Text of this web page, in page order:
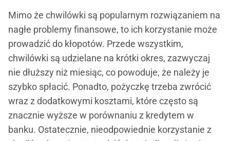
Mimo że chwilówki są popularnym rozwiązaniem na
nagłe problemy finansowe, to ich korzystanie może
prowadzić do kłopotów. Przede wszystkim,
chwilówki są udzielane na krótki okres, zazwyczaj
nie dłuższy niż miesiąc, co powoduje, że należy je
szybko spłacić. Ponadto, pożyczkę trzeba zwrócić
wraz z dodatkowymi kosztami, które często są
znacznie wyższe w porównaniu z kredytem w
banku. Ostatecznie, nieodpowiednie korzystanie z